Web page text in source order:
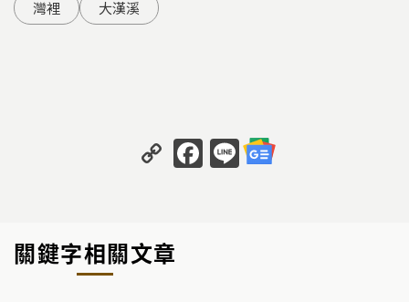
灣裡
大漢溪
C
o
y
Li
F
a
Li
n
關鍵字相關文章